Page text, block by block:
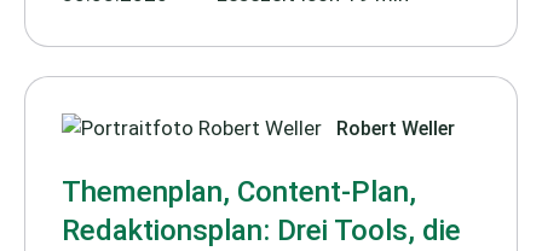
Robert Weller
Themenplan, Content-Plan,
Redaktionsplan: Drei Tools, die